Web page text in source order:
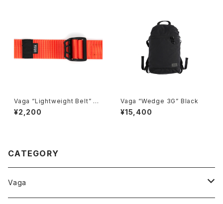
Vaga “Lightweight Belt” Bu
rnt Orange
¥2,200
Vaga “Wedge 3G” Black
¥15,400
CATEGORY
Vaga